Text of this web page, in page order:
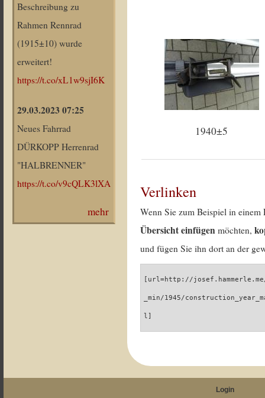
Beschreibung zu
Rahmen Rennrad
(1915±10) wurde
erweitert!
https://t.co/xL1w9sjI6K
29.03.2023 07:25
Neues Fahrrad
DÜRKOPP Herrenrad
"HALBRENNER"
https://t.co/v9cQLK3lXA
mehr
1940±5
Verlinken
Wenn Sie zum Beispiel in
Übersicht einfügen möchten,
und fügen Sie ihn dort an der
[url=http://
_min/1945/
l]
Login